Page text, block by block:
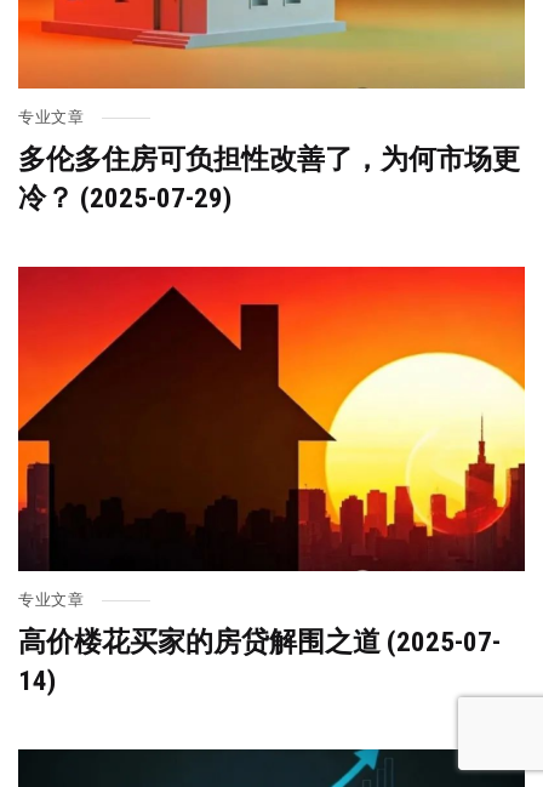
专业文章
多伦多住房可负担性改善了，为何市场更
冷？ (2025-07-29)
专业文章
高价楼花买家的房贷解围之道 (2025-07-
14)